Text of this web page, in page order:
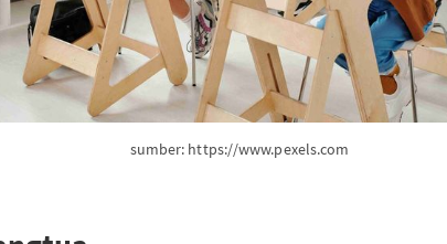
sumber: https://www.pexels.com